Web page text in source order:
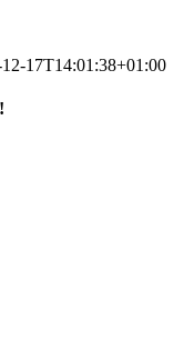
17T14:01:38+01:00